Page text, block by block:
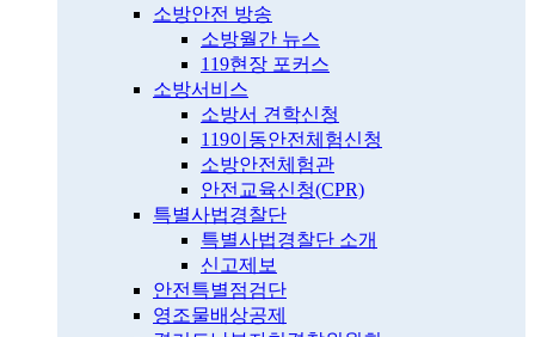
소방안전 방송
소방월간 뉴스
119현장 포커스
소방서비스
소방서 견학신청
119이동안전체험신청
소방안전체험관
안전교육신청(CPR)
특별사법경찰단
특별사법경찰단 소개
신고제보
안전특별점검단
영조물배상공제